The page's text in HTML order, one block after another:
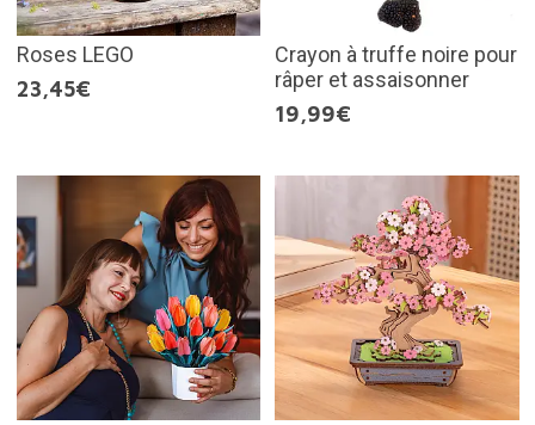
Roses LEGO
23,45€
Crayon à truffe noire pour
râper et assaisonner
19,99€